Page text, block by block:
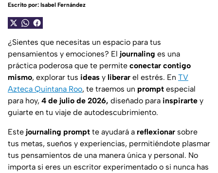
Escrito por: Isabel Fernández
¿Sientes que necesitas un espacio para tus
pensamientos y emociones? El journaling es una
práctica poderosa que te permite conectar contigo
mismo, explorar tus ideas y liberar el estrés. En TV
Azteca Quintana Roo, te traemos un prompt especial
para hoy, 4 de julio de 2026, diseñado para inspirarte y
guiarte en tu viaje de autodescubrimiento.
Este journaling prompt te ayudará a reflexionar sobre
tus metas, sueños y experiencias, permitiéndote plasmar
tus pensamientos de una manera única y personal. No
importa si eres un escritor experimentado o si nunca has